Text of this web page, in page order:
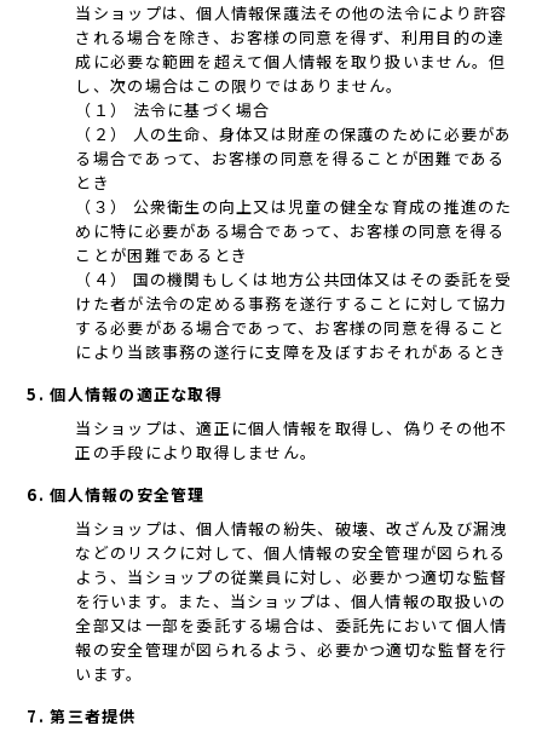
当ショップは、個人情報保護法その他の法令により許容
される場合を除き、お客様の同意を得ず、利用目的の達
成に必要な範囲を超えて個人情報を取り扱いません。但
し、次の場合はこの限りではありません。
（１） 法令に基づく場合
（２） 人の生命、身体又は財産の保護のために必要があ
る場合であって、お客様の同意を得ることが困難である
とき
（３） 公衆衛生の向上又は児童の健全な育成の推進のた
めに特に必要がある場合であって、お客様の同意を得る
ことが困難であるとき
（４） 国の機関もしくは地方公共団体又はその委託を受
けた者が法令の定める事務を遂行することに対して協力
する必要がある場合であって、お客様の同意を得ること
により当該事務の遂行に支障を及ぼすおそれがあるとき
5. 個人情報の適正な取得
当ショップは、適正に個人情報を取得し、偽りその他不
正の手段により取得しません。
6. 個人情報の安全管理
当ショップは、個人情報の紛失、破壊、改ざん及び漏洩
などのリスクに対して、個人情報の安全管理が図られる
よう、当ショップの従業員に対し、必要かつ適切な監督
を行います。また、当ショップは、個人情報の取扱いの
全部又は一部を委託する場合は、委託先において個人情
報の安全管理が図られるよう、必要かつ適切な監督を行
います。
7. 第三者提供